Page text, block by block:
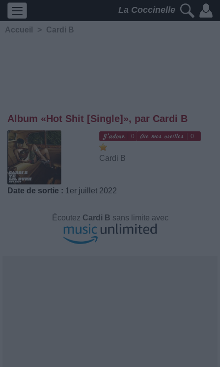
La Coccinelle
Accueil > Cardi B
Album «Hot Shit [Single]», par Cardi B
0 0
Cardi B
Date de sortie : 1er juillet 2022
Écoutez Cardi B sans limite avec